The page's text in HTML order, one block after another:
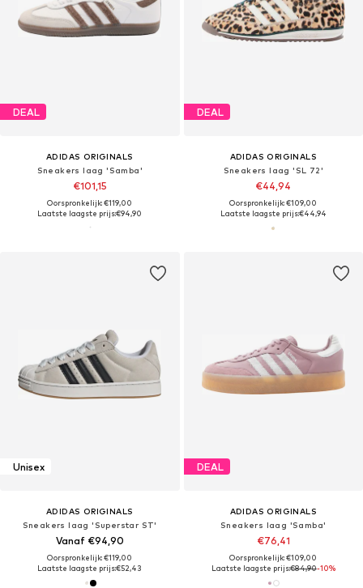
DEAL
ADIDAS ORIGINALS
Sneakers laag 'Samba'
€101,15
Oorspronkelijk: €119,00
Laatste laagste prijs:€94,90
DEAL
ADIDAS ORIGINALS
Sneakers laag 'SL 72'
€44,94
Oorspronkelijk: €109,00
Laatste laagste prijs:€44,94
Unisex
ADIDAS ORIGINALS
Sneakers laag 'Superstar ST'
Vanaf €94,90
Oorspronkelijk: €119,00
Laatste laagste prijs:€52,43
DEAL
ADIDAS ORIGINALS
Sneakers laag 'Samba'
€76,41
Oorspronkelijk: €109,00
Laatste laagste prijs:€84,90-10%